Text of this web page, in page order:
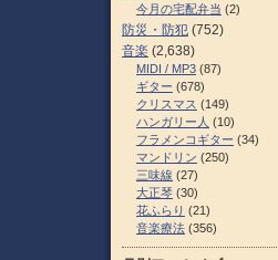
今月の宅配弁当 (2)
防災・防犯 (752)
音楽 (2,638)
MIDI / MP3 (87)
ギター (678)
クリスマス (149)
ハンガリー人 (10)
フラメンコギター (34)
マンドリン (250)
三味線 (27)
大正琴 (30)
花ふらり (21)
音楽療法 (356)